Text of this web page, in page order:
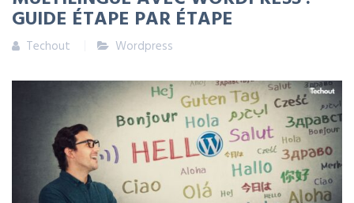
GUIDE ÉTAPE PAR ÉTAPE
Techout Wordpress